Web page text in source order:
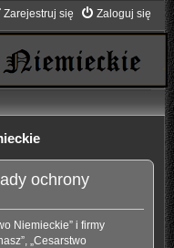
Zaloguj się
Zarejestruj się
ochrony
Niemieckie” i firmy
„Cesarstwo